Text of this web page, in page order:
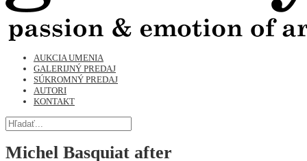
AUKCIA UMENIA
GALERIJNÝ PREDAJ
SÚKROMNÝ PREDAJ
AUTORI
KONTAKT
Michel Basquiat after